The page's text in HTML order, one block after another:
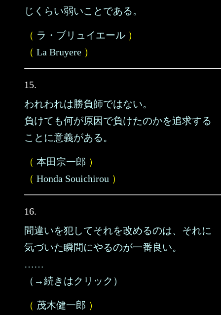
じくらい弱いことである。
（ ラ・ブリュイエール ）
（ La Bruyere ）
15.
われわれは勝負師ではない。
負けても何が原因で負けたのかを追求する
ことに意義がある。
（ 本田宗一郎 ）
（ Honda Souichirou ）
16.
間違いを犯してそれを改めるのは、それに
気づいた瞬間にやるのが一番良い。
……
（→続きはクリック）
（ 茂木健一郎 ）